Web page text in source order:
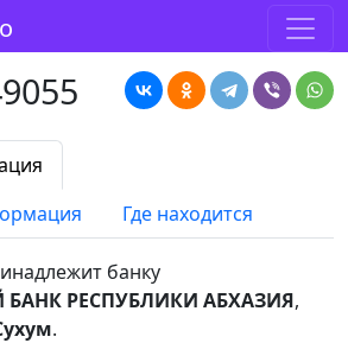
Где находится
банку
РЕСПУБЛИКИ АБХАЗИЯ,
.